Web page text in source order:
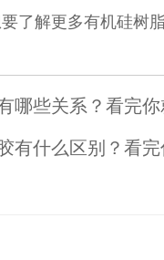
了解更多有机硅树
哪些关系？看完你
有什么区别？看完